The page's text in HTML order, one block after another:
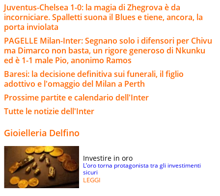
Juventus-Chelsea 1-0: la magia di Zhegrova è da
incorniciare. Spalletti suona il Blues e tiene, ancora, la
porta inviolata
PAGELLE Milan-Inter: Segnano solo i difensori per Chivu
ma Dimarco non basta, un rigore generoso di Nkunku
ed è 1-1 male Pio, anonimo Ramos
Baresi: la decisione definitiva sui funerali, il figlio
adottivo e l'omaggio del Milan a Perth
Prossime partite e calendario dell'Inter
Tutte le notizie dell'Inter
Gioielleria Delfino
Investire in oro
L’oro torna protagonista tra gli investimenti
sicuri
LEGGI